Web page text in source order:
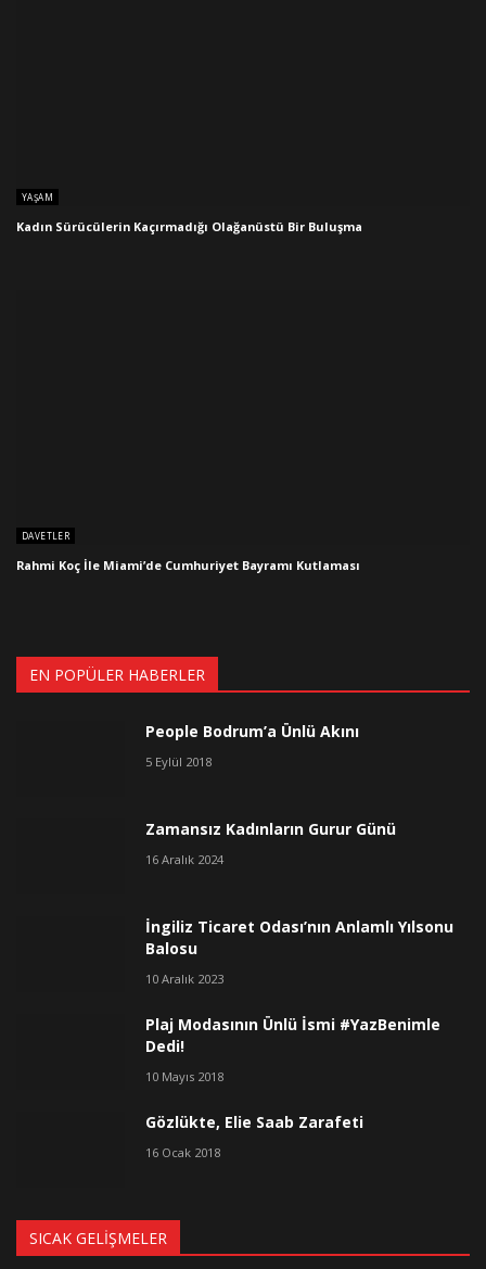
YAŞAM
Kadın Sürücülerin Kaçırmadığı Olağanüstü Bir Buluşma
DAVETLER
Rahmi Koç İle Miami’de Cumhuriyet Bayramı Kutlaması
EN POPÜLER HABERLER
People Bodrum’a Ünlü Akını
5 Eylül 2018
Zamansız Kadınların Gurur Günü
16 Aralık 2024
İngiliz Ticaret Odası’nın Anlamlı Yılsonu
Balosu
10 Aralık 2023
Plaj Modasının Ünlü İsmi #YazBenimle
Dedi!
10 Mayıs 2018
Gözlükte, Elie Saab Zarafeti
16 Ocak 2018
SICAK GELIŞMELER